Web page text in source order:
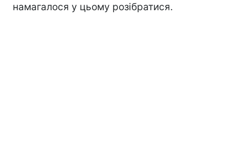
намагалося у цьому розібратися.